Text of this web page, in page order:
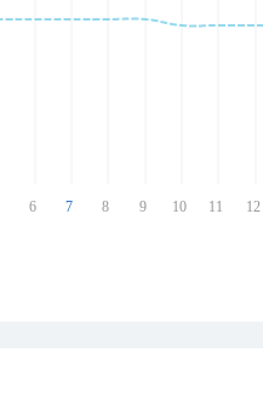
6 7 8 9 10 11 12